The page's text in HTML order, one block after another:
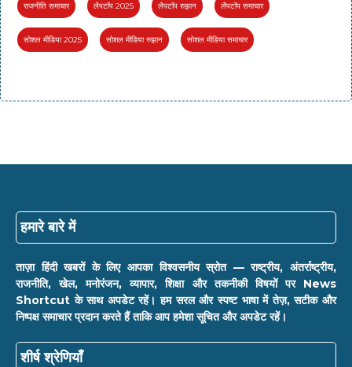
राजनीति समाचार लैपटॉप 2025 लैपटॉप रुझान लैपटॉप समाचार
सोशल मीडिया 2025 सोशल मीडिया रुझान सोशल मीडिया समाचार
हमारे बारे में
ताज़ा हिंदी खबरों के लिए आपका विश्वसनीय स्रोत — राष्ट्रीय, अंतर्राष्ट्रीय,
राजनीति, खेल, मनोरंजन, व्यापार, शिक्षा और तकनीकी विषयों पर News
Shortcut के साथ अपडेट रहें। हम सरल और स्पष्ट भाषा में तेज़, सटीक और
निष्पक्ष समाचार प्रदान करते हैं ताकि आप हमेशा सूचित और अपडेट रहें।
शीर्ष श्रेणियाँ